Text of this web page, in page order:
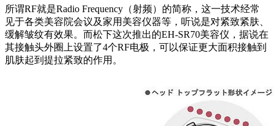
所谓RF就是Radio Frequency（射频）的简称，这一技术经常
见于各类美容院会议及家用美容仪器等，听说是对紧致紧肤、
缓解皱纹有效果。而松下这次推出的EH-SR70美容仪，据说在
其接触头外圈上设置了4个RF电极，可以保证更大面积接触到
肌肤起到提拉紧致的作用。